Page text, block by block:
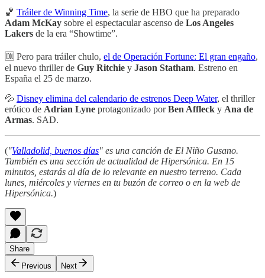
🏀 Tráiler de Winning Time, la serie de HBO que ha preparado
Adam McKay sobre el espectacular ascenso de Los Angeles
Lakers de la era “Showtime”.
🆒 Pero para tráiler chulo, el de Operación Fortune: El gran engaño,
el nuevo thriller de Guy Ritchie y Jason Statham. Estreno en
España el 25 de marzo.
💦 Disney elimina del calendario de estrenos Deep Water, el thriller
erótico de Adrian Lyne protagonizado porBen Affleck y Ana de
Armas. SAD.
("Valladolid, buenos días" es una canción de El Niño Gusano.
También es una sección de actualidad de Hipersónica. En 15
minutos, estarás al día de lo relevante en nuestro terreno. Cada
lunes, miércoles y viernes en tu buzón de correo o en la web de
Hipersónica.)
Share
Previous
Next